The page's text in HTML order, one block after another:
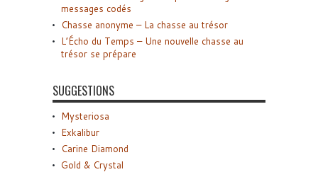
messages codés
Chasse anonyme – La chasse au trésor
L’Écho du Temps – Une nouvelle chasse au
trésor se prépare
SUGGESTIONS
Mysteriosa
Exkalibur
Carine Diamond
Gold & Crystal